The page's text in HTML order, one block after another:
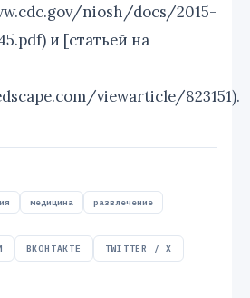
niosh/docs/2015-
и [статьей на
viewarticle/823151).
медицина развлечение
ВКОНТАКТЕ TWITTER / X